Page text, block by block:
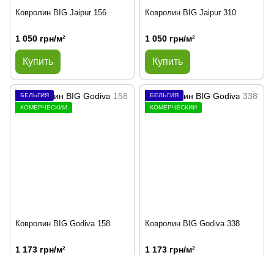
Ковролин BIG Jaipur 156
1 050 грн/м²
Купить
Ковролин BIG Jaipur 310
1 050 грн/м²
Купить
БЕЛЬГИЯ
КОМЕРЧЕСКИЙ
Ковролин BIG Godiva 158
1 173 грн/м²
БЕЛЬГИЯ
КОМЕРЧЕСКИЙ
Ковролин BIG Godiva 338
1 173 грн/м²